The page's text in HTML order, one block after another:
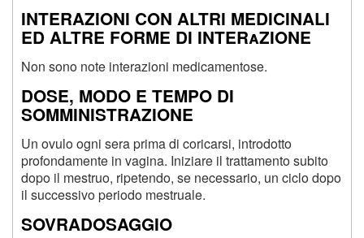
INTERAZIONI CON ALTRI MEDICINALI
ED ALTRE FORME DI INTERaZIONE
Non sono note interazioni medicamentose.
DOSE, MODO E TEMPO DI
SOMMINISTRAZIONE
Un ovulo ogni sera prima di coricarsi, introdotto
profondamente in vagina. Iniziare il trattamento subito
dopo il mestruo, ripetendo, se necessario, un ciclo dopo
il successivo periodo mestruale.
SOVRADOSAGGIO